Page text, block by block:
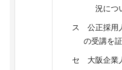
況につ
ス 公正採用
の受講を
セ 大阪企業